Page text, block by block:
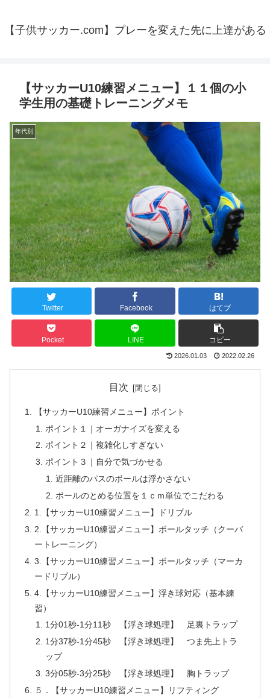
【子供サッカー.com】プレーを変えた先に上達がある
【サッカーU10練習メニュー】１１個の小
学生用の基礎トレーニングメモ
年代別
Twitter Facebook はてブ
Pocket LINE コピー
2026.01.03 2022.02.26
目次
【サッカーU10練習メニュー】ポイント
ポイント１｜オーガナイズを変える
ポイント２｜複雑化しすぎない
ポイント３｜自分で気づかせる
近距離のパスのボールは浮かさない
ボールのとめる位置を１ｃｍ単位でこだわる
1.【サッカーU10練習メニュー】ドリブル
2.【サッカーU10練習メニュー】ボールタッチ（クーバ
ートレーニング）
3.【サッカーU10練習メニュー】ボールタッチ（マーカ
ードリブル）
4.【サッカーU10練習メニュー】浮き球対応（基本練
習）
1分01秒-1分11秒 【浮き球処理】 足裏トラップ
1分37秒-1分45秒 【浮き球処理】 つま先上トラ
ップ
3分05秒-3分25秒 【浮き球処理】 胸トラップ
５．【サッカーU10練習メニュー】リフティング